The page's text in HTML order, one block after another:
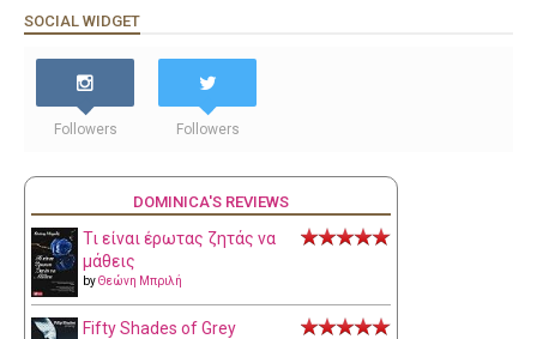
SOCIAL WIDGET
Followers Followers
DOMINICA'S REVIEWS
Τι είναι έρωτας ζητάς να
μάθεις
byΘεώνη Μπριλή
Fifty Shades of Grey